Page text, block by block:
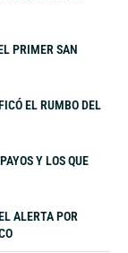
PRIMER SAN
EL RUMBO DEL
Y LOS QUE
ALERTA POR